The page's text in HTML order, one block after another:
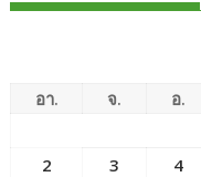
อา. จ. อ.
2
3 4